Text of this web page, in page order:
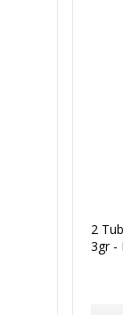
2
3gr -